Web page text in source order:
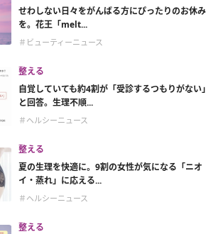
せわしない日々をがんばる方にぴったりのお休み
を。花王「melt...
＃ビューティーニュース
整える
自覚していても約4割が「受診するつもりがない」
と回答。生理不順...
＃ヘルシーニュース
整える
夏の生理を快適に。9割の女性が気になる「ニオ
イ・蒸れ」に応える...
＃ヘルシーニュース
整える